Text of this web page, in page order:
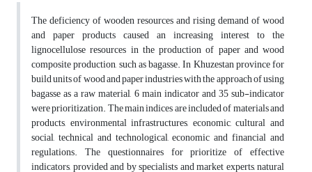
The deficiency of wooden resources and rising demand of wood
and paper products caused an increasing interest to the
lignocellulose resources in the production of paper and wood
composite production, such as bagasse. In Khuzestan province for
build units of wood and paper industries with the approach of using
bagasse as a raw material, 6 main indicator and 35 sub-indicator
were prioritization. The main indices are included of materials and
products, environmental infrastructures, economic, cultural and
social, technical and technological, economic and financial and
regulations. The questionnaires for prioritize of effective
indicators, provided and by specialists and market experts, natural